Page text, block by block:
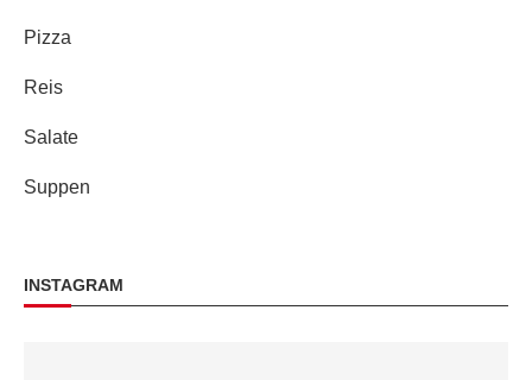
Pizza
Reis
Salate
Suppen
INSTAGRAM